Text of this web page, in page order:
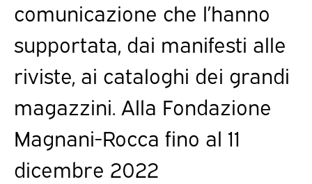
comunicazione che l’hanno
supportata, dai manifesti alle
riviste, ai cataloghi dei grandi
magazzini. Alla Fondazione
Magnani-Rocca fino al 11
dicembre 2022